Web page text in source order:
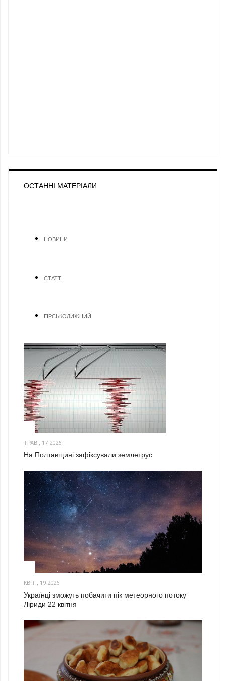
ОСТАННІ МАТЕРІАЛИ
НОВИНИ
СТАТТІ
ГІРСЬКОЛИЖНИЙ
ТРАВ., 17 2026
На Полтавщині зафіксували землетрус
КВІТ., 19 2026
Українці зможуть побачити пік метеорного потоку
Ліриди 22 квітня